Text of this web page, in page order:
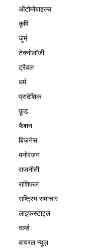
ऑटोमोबाइल्स
कृषि
जुर्म
टेक्नोलॉजी
ट्रैवल
धर्म
प्रादेशिक
फ़ूड
फैशन
बिज़नेस
मनोरंजन
राजनीती
राशिफल
राष्ट्रिय समाचार
लाइफस्टाइल
वर्ल्ड
वायरल न्यूज़